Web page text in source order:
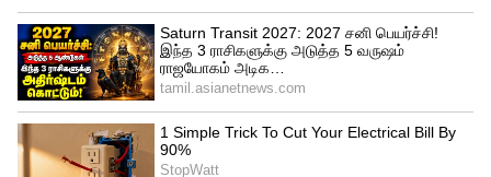
தங்க நிற லெஹங்கா அணிந்திருந்த
ராதிகா மெர்ச்சன்ட், அதற்கு ஏற்ற
மாதிரியான பெல்ட் மற்றும் காதணிகளை